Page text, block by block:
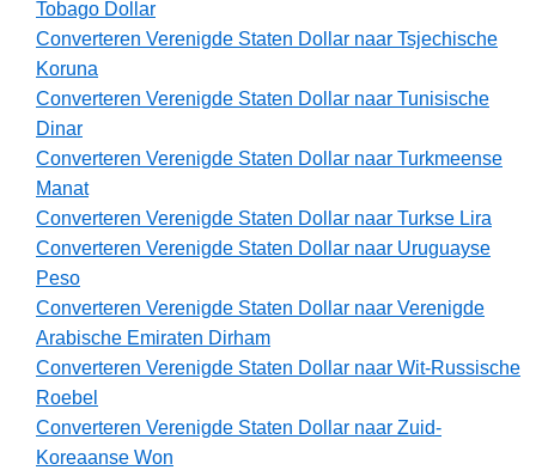
Tobago Dollar
Converteren Verenigde Staten Dollar naar Tsjechische
Koruna
Converteren Verenigde Staten Dollar naar Tunisische
Dinar
Converteren Verenigde Staten Dollar naar Turkmeense
Manat
Converteren Verenigde Staten Dollar naar Turkse Lira
Converteren Verenigde Staten Dollar naar Uruguayse
Peso
Converteren Verenigde Staten Dollar naar Verenigde
Arabische Emiraten Dirham
Converteren Verenigde Staten Dollar naar Wit-Russische
Roebel
Converteren Verenigde Staten Dollar naar Zuid-
Koreaanse Won